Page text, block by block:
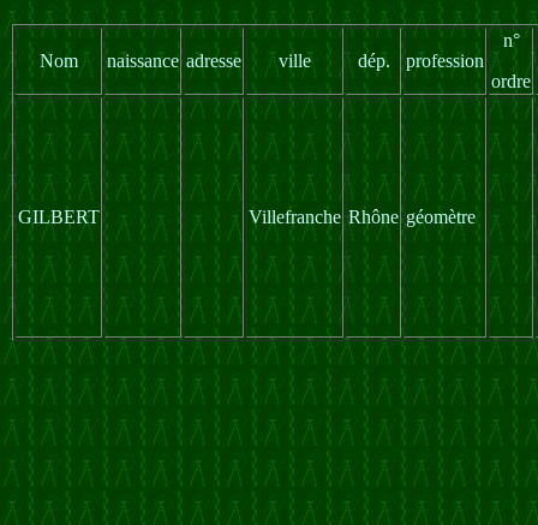
Nom naissance adresse ville dép. profession
n°
ordre
GILBERT Villefranche Rhône géomètre